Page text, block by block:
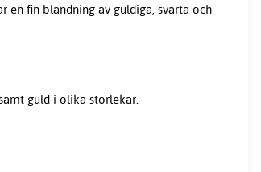
en fin blandning av guldiga, svarta och
guld i olika storlekar.